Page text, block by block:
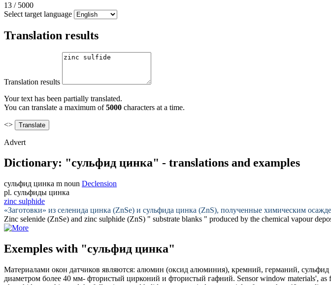
13 / 5000
Select target language
Translation results
Translation results
Your text has been partially translated.
You can translate a maximum of5000 characters at a time.
<>
Advert
Dictionary: "сульфид цинка" - translations and examples
сульфид цинка m noun Declension
pl. сульфиды цинка
zinc sulphide
«Заготовки» из селенида цинка (ZnSe) и сульфида цинка (ZnS), полученные химическим
Zinc selenide (ZnSe) and zinc sulphide (ZnS) " substrate blanks " produced by the chemical vapour
Exemples with "сульфид цинка"
Материалами окон датчиков являются: алюмин (оксид алюминия), кремний, германий,
диаметром более 40 мм- фтористый цирконий и фтористый гафний. Sensor window materials',